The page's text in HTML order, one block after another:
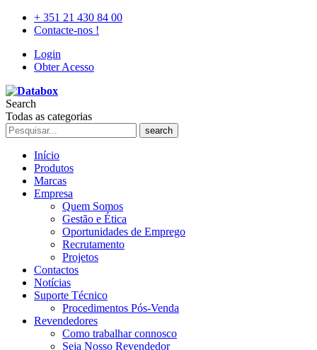
+ 351 21 430 84 00
Contacte-nos !
Login
Obter Acesso
Search
Todas as categorias
search
Início
Produtos
Marcas
Empresa
Quem Somos
Gestão e Ética
Oportunidades de Emprego
Recrutamento
Projetos
Contactos
Notícias
Suporte Técnico
Procedimentos Pós-Venda
Revendedores
Como trabalhar connosco
Seja Nosso Revendedor